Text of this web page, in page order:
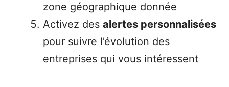
zone géographique donnée
Activez des alertes personnalisées
pour suivre l’évolution des
entreprises qui vous intéressent